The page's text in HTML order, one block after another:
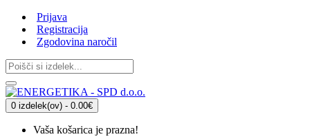
Prijava
Registracija
Zgodovina naročil
0 izdelek(ov) - 0.00€
Vaša košarica je prazna!